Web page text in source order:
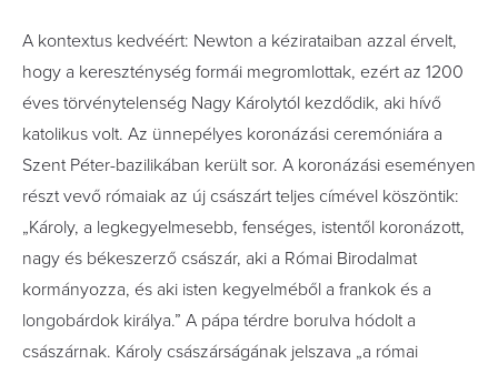
A kontextus kedvéért: Newton a kézirataiban azzal érvelt,
hogy a kereszténység formái megromlottak, ezért az 1200
éves törvénytelenség Nagy Károlytól kezdődik, aki hívő
katolikus volt. Az ünnepélyes koronázási ceremóniára a
Szent Péter-bazilikában került sor. A koronázási eseményen
részt vevő rómaiak az új császárt teljes címével köszöntik:
„Károly, a legkegyelmesebb, fenséges, istentől koronázott,
nagy és békeszerző császár, aki a Római Birodalmat
kormányozza, és aki isten kegyelméből a frankok és a
longobárdok királya.” A pápa térdre borulva hódolt a
császárnak. Károly császárságának jelszava „a római